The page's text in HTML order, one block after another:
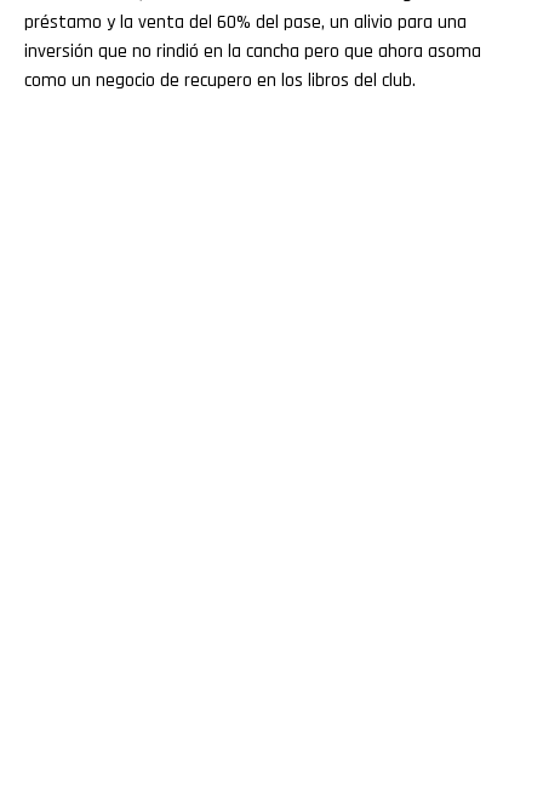
préstamo y la venta del 60% del pase, un alivio para una
inversión que no rindió en la cancha pero que ahora asoma
como un negocio de recupero en los libros del club.